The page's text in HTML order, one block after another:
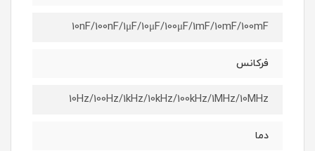
10nF/100nF/1μF/10μF/100μF/1mF/10mF/100mF
فرکانس
10Hz/100Hz/1kHz/10kHz/100kHz/1MHz/10MHz
دما